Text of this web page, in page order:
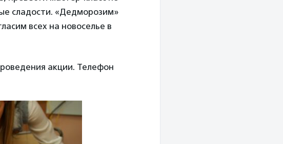
сладости. «Дедморозим»
всех на новоселье в
акции. Телефон